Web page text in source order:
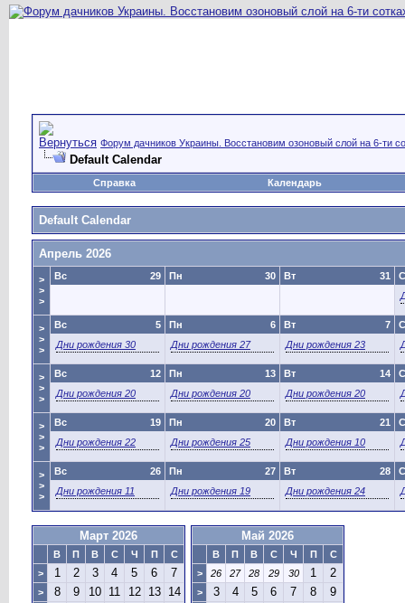
Форум дачников Украины. Восстановим озоновый слой на 6-ти
Default Calendar
Справка Календарь
Default Calendar
Апрель 2026
>
>
>
29
Вс 30
Пн 31
Вт
>
>
>
5
Вс
Дни рождения 30
6
Пн
Дни рождения 27
7
Вт
Дни рождения 23
>
>
>
12
Вс
Дни рождения 20
13
Пн
Дни рождения 20
14
Вт
Дни рождения 20
>
>
>
19
Вс
Дни рождения 22
20
Пн
Дни рождения 25
21
Вт
Дни рождения 10
>
>
>
26
Вс
Дни рождения 11
27
Пн
Дни рождения 19
28
Вт
Дни рождения 24
Март 2026
В П В С Ч П
С
>
1 2 3 4 5 6 7
> 8 9 10 11 12 13 14
Май 2026
В П В С Ч П
С
>
26 27 28 29 30 1 2
> 3 4 5 6 7 8 9